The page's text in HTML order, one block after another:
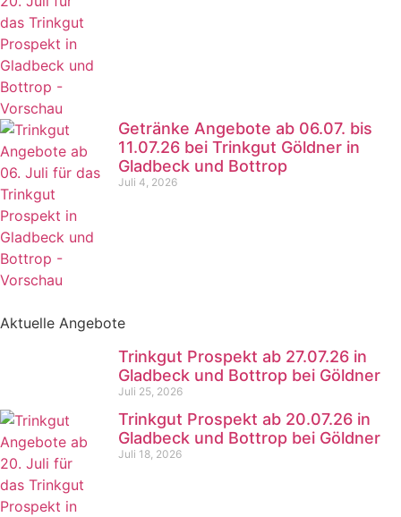
Getränke Angebote ab 06.07. bis
11.07.26 bei Trinkgut Göldner in
Gladbeck und Bottrop
Juli 4, 2026
Aktuelle Angebote
Trinkgut Prospekt ab 27.07.26 in
Gladbeck und Bottrop bei Göldner
Juli 25, 2026
Trinkgut Prospekt ab 20.07.26 in
Gladbeck und Bottrop bei Göldner
Juli 18, 2026